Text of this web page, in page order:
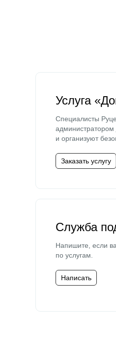
Услуга
Специалисты
и организуют
Заказать услугу
Служба
Напишите, если
по услугам.
Написать